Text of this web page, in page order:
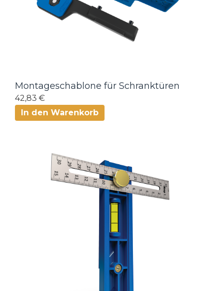
Montageschablone für Schranktüren
42,83 €
In den Warenkorb